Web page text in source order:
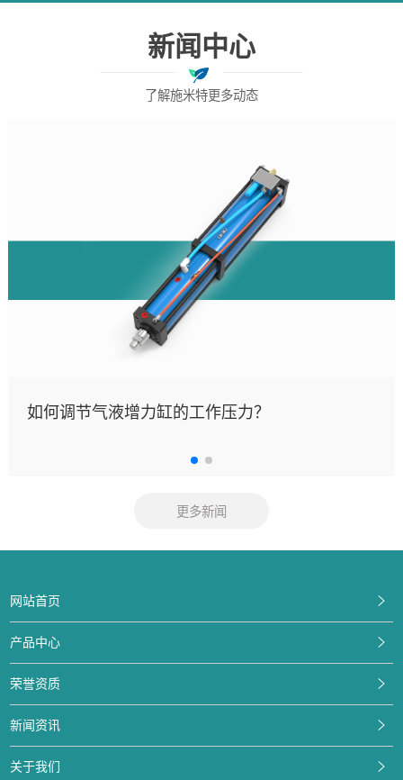
新闻中心
了解施米特更多动态
如何调节气液增力缸的工作压力？
更多新闻
网站首页
产品中心
荣誉资质
新闻资讯
关于我们